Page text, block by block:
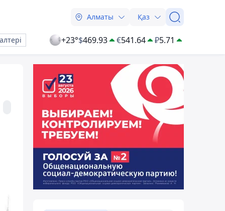
Алматы Қаз
+23°$469.93 €541.64 ₽5.71